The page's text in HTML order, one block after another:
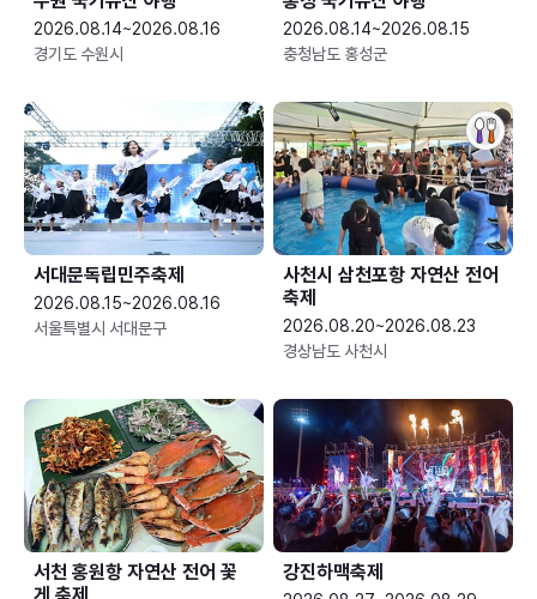
2026.08.14~2026.08.16
경기도 수원시
2026.08.14~2026.08.15
충청남도 홍성군
서대문독립민주축제
2026.08.15~2026.08.16
서울특별시 서대문구
사천시 삼천포항 자연산 전어
축제
2026.08.20~2026.08.23
경상남도 사천시
서천 홍원항 자연산 전어 꽃
강진하맥축제